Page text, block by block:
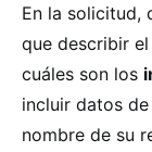
En la solicitud,
que describir el
cuáles son los
incluir datos
nombre de su